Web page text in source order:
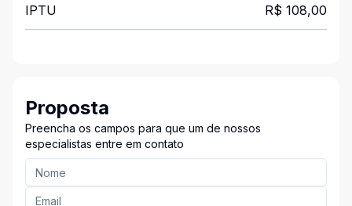
IPTU R$ 108,00
Proposta
Preencha os campos para que um de nossos
especialistas entre em contato